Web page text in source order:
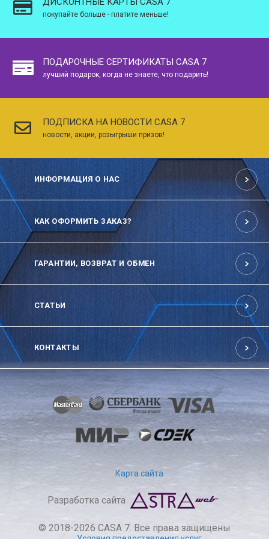
покупайте больше - платите меньше!
ПОДАРОЧНЫЕ СЕРТИФИКАТЫ CASA 7
лучший подарок, когда не знаете, что подарить!
ПОДПИСКА НА НОВОСТИ CASA 7
новости, акции, розыгрыши призов!
ИНФОРМАЦИЯ О НАС
КАК ОФОРМИТЬ ЗАКАЗ?
ГАРАНТИИ, ВОЗВРАТ И ОБМЕН
СТАТЬИ
КОНТАКТЫ
Карта сайта
Разработка сайта
© 2018-2026 CASA 7. Все права защищены